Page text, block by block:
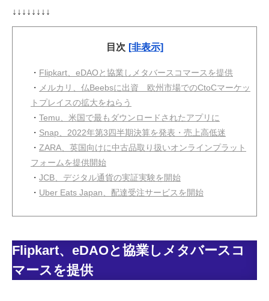
↓↓↓↓↓↓↓↓
目次 [非表示]
・ Flipkart、eDAOと協業しメタバースコマースを提供
・ メルカリ、仏Beebsに出資 欧州市場でのCtoCマーケッ
トプレイスの拡大をねらう
・ Temu、米国で最もダウンロードされたアプリに
・ Snap、2022年第3四半期決算を発表・売上高低迷
・ ZARA、英国向けに中古品取り扱いオンラインプラット
フォームを提供開始
・ JCB、デジタル通貨の実証実験を開始
・ Uber Eats Japan、配達受注サービスを開始
Flipkart、eDAOと協業しメタバースコ
マースを提供